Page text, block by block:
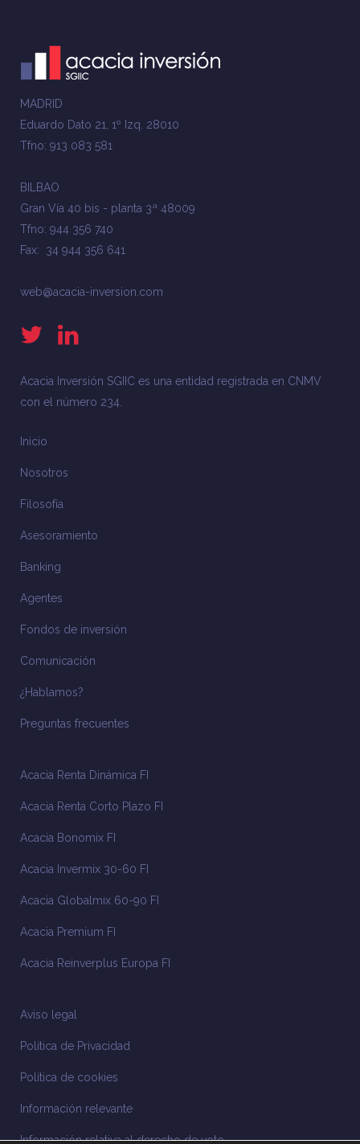
MADRID
Eduardo Dato 21, 1º Izq. 28010
Tfno: 913 083 581
BILBAO
Gran Vía 40 bis - planta 3ª 48009
Tfno: 944 356 740
Fax: 34 944 356 641
web@acacia-inversion.com
Acacia Inversión SGIIC es una entidad registrada en CNMV
con el número 234.
Inicio
Nosotros
Filosofía
Asesoramiento
Banking
Agentes
Fondos de inversión
Comunicación
¿Hablamos?
Preguntas frecuentes
Acacia Renta Dinámica FI
Acacia Renta Corto Plazo FI
Acacia Bonomix FI
Acacia Invermix 30-60 FI
Acacia Globalmix 60-90 FI
Acacia Premium FI
Acacia Reinverplus Europa FI
Aviso legal
Política de Privacidad
Política de cookies
Información relevante
Información relativa al derecho de voto